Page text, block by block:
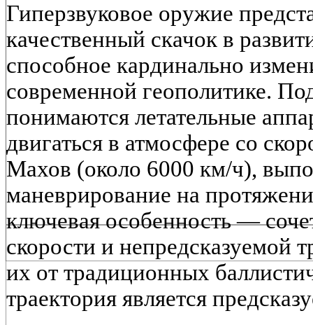
Гиперзвуковое оружие
качественный скачок в
способное кардинально
современной геополитике.
понимаются летательные
двигаться в атмосфере со
Махов (около 6000 км/ч),
маневрирование на
ключевая особенность —
скорости и непредсказуемой
их от традиционных
траектория является